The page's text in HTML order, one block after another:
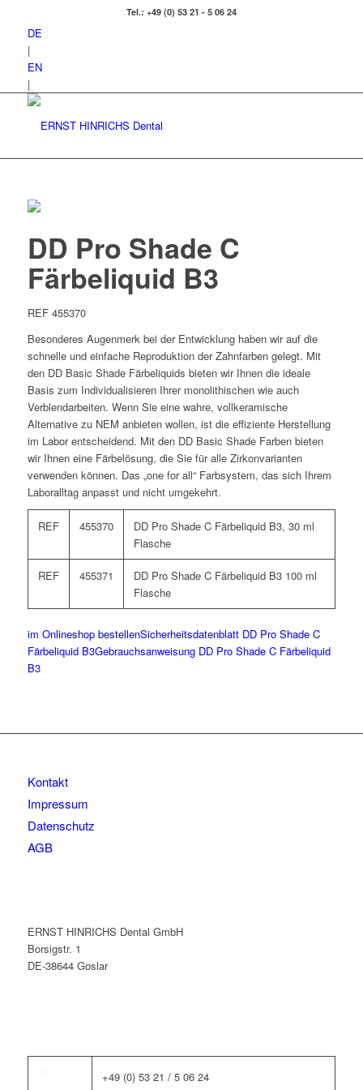
Tel.: +49 (0) 53 21 - 5 06 24
DE
|
EN
|
DD Pro Shade C
Färbeliquid B3
REF 455370
Besonderes Augenmerk bei der Entwicklung haben wir auf die
schnelle und einfache Reproduktion der Zahnfarben gelegt. Mit
den DD Basic Shade Färbeliquids bieten wir Ihnen die ideale
Basis zum Individualisieren Ihrer monolithischen wie auch
Verblendarbeiten. Wenn Sie eine wahre, vollkeramische
Alternative zu NEM anbieten wollen, ist die effiziente Herstellung
im Labor entscheidend. Mit den DD Basic Shade Farben bieten
wir Ihnen eine Färbelösung, die Sie für alle Zirkonvarianten
verwenden können. Das „one for all“ Farbsystem, das sich Ihrem
Laboralltag anpasst und nicht umgekehrt.
REF 455370
DD Pro Shade C Färbeliquid B3, 30 ml
Flasche
REF 455371
DD Pro Shade C Färbeliquid B3 100 ml
Flasche
im Onlineshop bestellenSicherheitsdatenblatt DD Pro Shade C
Färbeliquid B3Gebrauchsanweisung DD Pro Shade C Färbeliquid
B3
Kontakt
Impressum
Datenschutz
AGB
ERNST HINRICHS Dental GmbH
Borsigstr. 1
DE-38644 Goslar
+49 (0) 53 21 / 5 06 24